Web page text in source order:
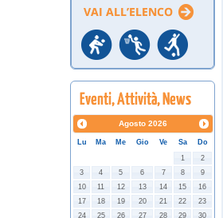
Agosto 2026
Lu Ma Me Gio Ve Sa
Do
1
2
3
4 5 6 7 8
9
10
11 12 13 14 15
16
17
18 19 20 21 22
23
24
25 26 27 28 29
30